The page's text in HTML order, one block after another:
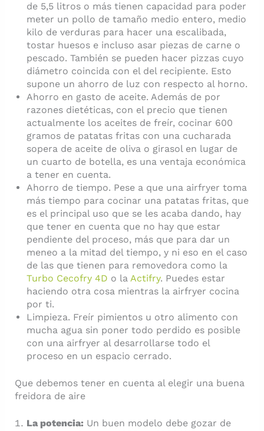
de 5,5 litros o más tienen capacidad para poder
meter un pollo de tamaño medio entero, medio
kilo de verduras para hacer una escalibada,
tostar huesos e incluso asar piezas de carne o
pescado. También se pueden hacer pizzas cuyo
diámetro coincida con el del recipiente. Esto
supone un ahorro de luz con respecto al horno.
Ahorro en gasto de aceite. Además de por
razones dietéticas, con el precio que tienen
actualmente los aceites de freír, cocinar 600
gramos de patatas fritas con una cucharada
sopera de aceite de oliva o girasol en lugar de
un cuarto de botella, es una ventaja económica
a tener en cuenta.
Ahorro de tiempo. Pese a que una airfryer toma
más tiempo para cocinar una patatas fritas, que
es el principal uso que se les acaba dando, hay
que tener en cuenta que no hay que estar
pendiente del proceso, más que para dar un
meneo a la mitad del tiempo, y ni eso en el caso
de las que tienen para removedora como la
Turbo Cecofry 4D o la Actifry. Puedes estar
haciendo otra cosa mientras la airfryer cocina
por ti.
Limpieza. Freír pimientos u otro alimento con
mucha agua sin poner todo perdido es posible
con una airfryer al desarrollarse todo el
proceso en un espacio cerrado.
Que debemos tener en cuenta al elegir una buena
freidora de aire
La potencia:Un buen modelo debe gozar de